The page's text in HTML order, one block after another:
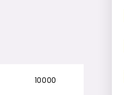
10000